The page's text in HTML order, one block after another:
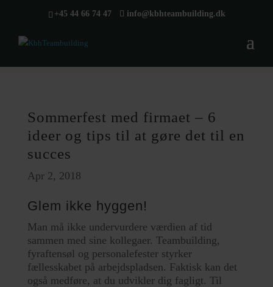
+45 44 66 74 47 info@kbhteambuilding.dk
Sommerfest med firmaet – 6
ideer og tips til at gøre det til en
succes
Apr 2, 2018
Glem ikke hyggen!
Man må ikke undervurdere værdien af tid
sammen med sine kollegaer. Teambuilding,
fyraftensøl og personalefester styrker
fællesskabet på arbejdspladsen. Faktisk kan det
også medføre, at du udvikler dig fagligt. Til